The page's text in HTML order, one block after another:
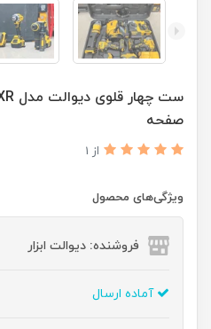
صفحه
از 1
ویژگی‌های محصول
فروشنده: دیوالت ابزار
آماده ارسال